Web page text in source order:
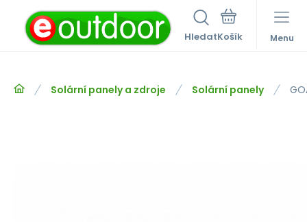
Hledat Menu
Solární panely a zdroje Solární panely